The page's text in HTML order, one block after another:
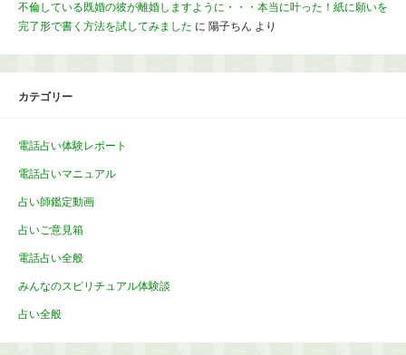
不倫している既婚の彼が離婚しますように・・・本当に叶った！紙に願いを
完了形で書く方法を試してみました に 陽子ちん より
カテゴリー
電話占い体験レポート
電話占いマニュアル
占い師鑑定動画
占いご意見箱
電話占い全般
みんなのスピリチュアル体験談
占い全般